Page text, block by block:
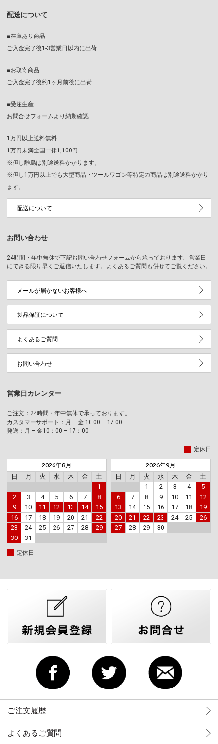
配送について
■在庫あり商品
ご入金完了後1-3営業日以内に出荷
■お取寄商品
ご入金完了後約1ヶ月前後に出荷
■受注生産
お問合せフォームより納期確認
1万円以上送料無料
1万円未満全国一律1,100円
※但し離島は別途送料かかります。
※但し1万円以上でも大型商品・ツールワゴン等特定の商品は別途送料かかり
ます。
配送について
お問い合わせ
24時間・年中無休で下記お問い合わせフォームから承っております、営業日
にできる限り早くご返信いたします。よくあるご質問も併せてご覧ください。
メールが届かないお客様へ
製品保証について
よくあるご質問
お問い合わせ
営業日カレンダー
ご注文：24時間・年中無休で承っております。
カスタマーサポート：月 – 金 10:00 – 17:00
発送：月 – 金10：00 – 17：00
定休日
2026年8月
日
月 火 水 木 金
土
1
2
3 4 5 6 7
8
9
10 11 12 13 14
15
16
17 18 19 20 21
22
23
24 25 26 27 28
29
30
31
2026年9月
日
月 火 水 木 金
土
1
2 3 4
5
6
7 8 9 10 11
12
13
14 15 16 17 18
19
20
21 22 23 24 25
26
27
28 29 30
定休日
ご注文履歴
よくあるご質問